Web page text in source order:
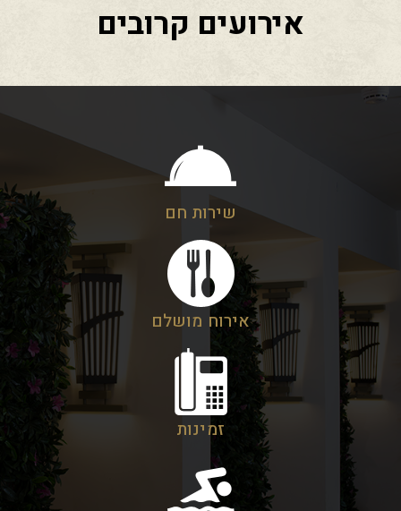
אירועים קרובים
שירות חם
אירוח מושלם
זמינות